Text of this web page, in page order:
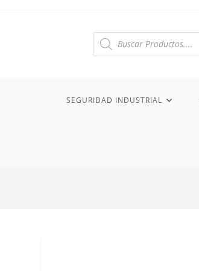
Búsqueda
SEGURIDAD INDUSTRIAL